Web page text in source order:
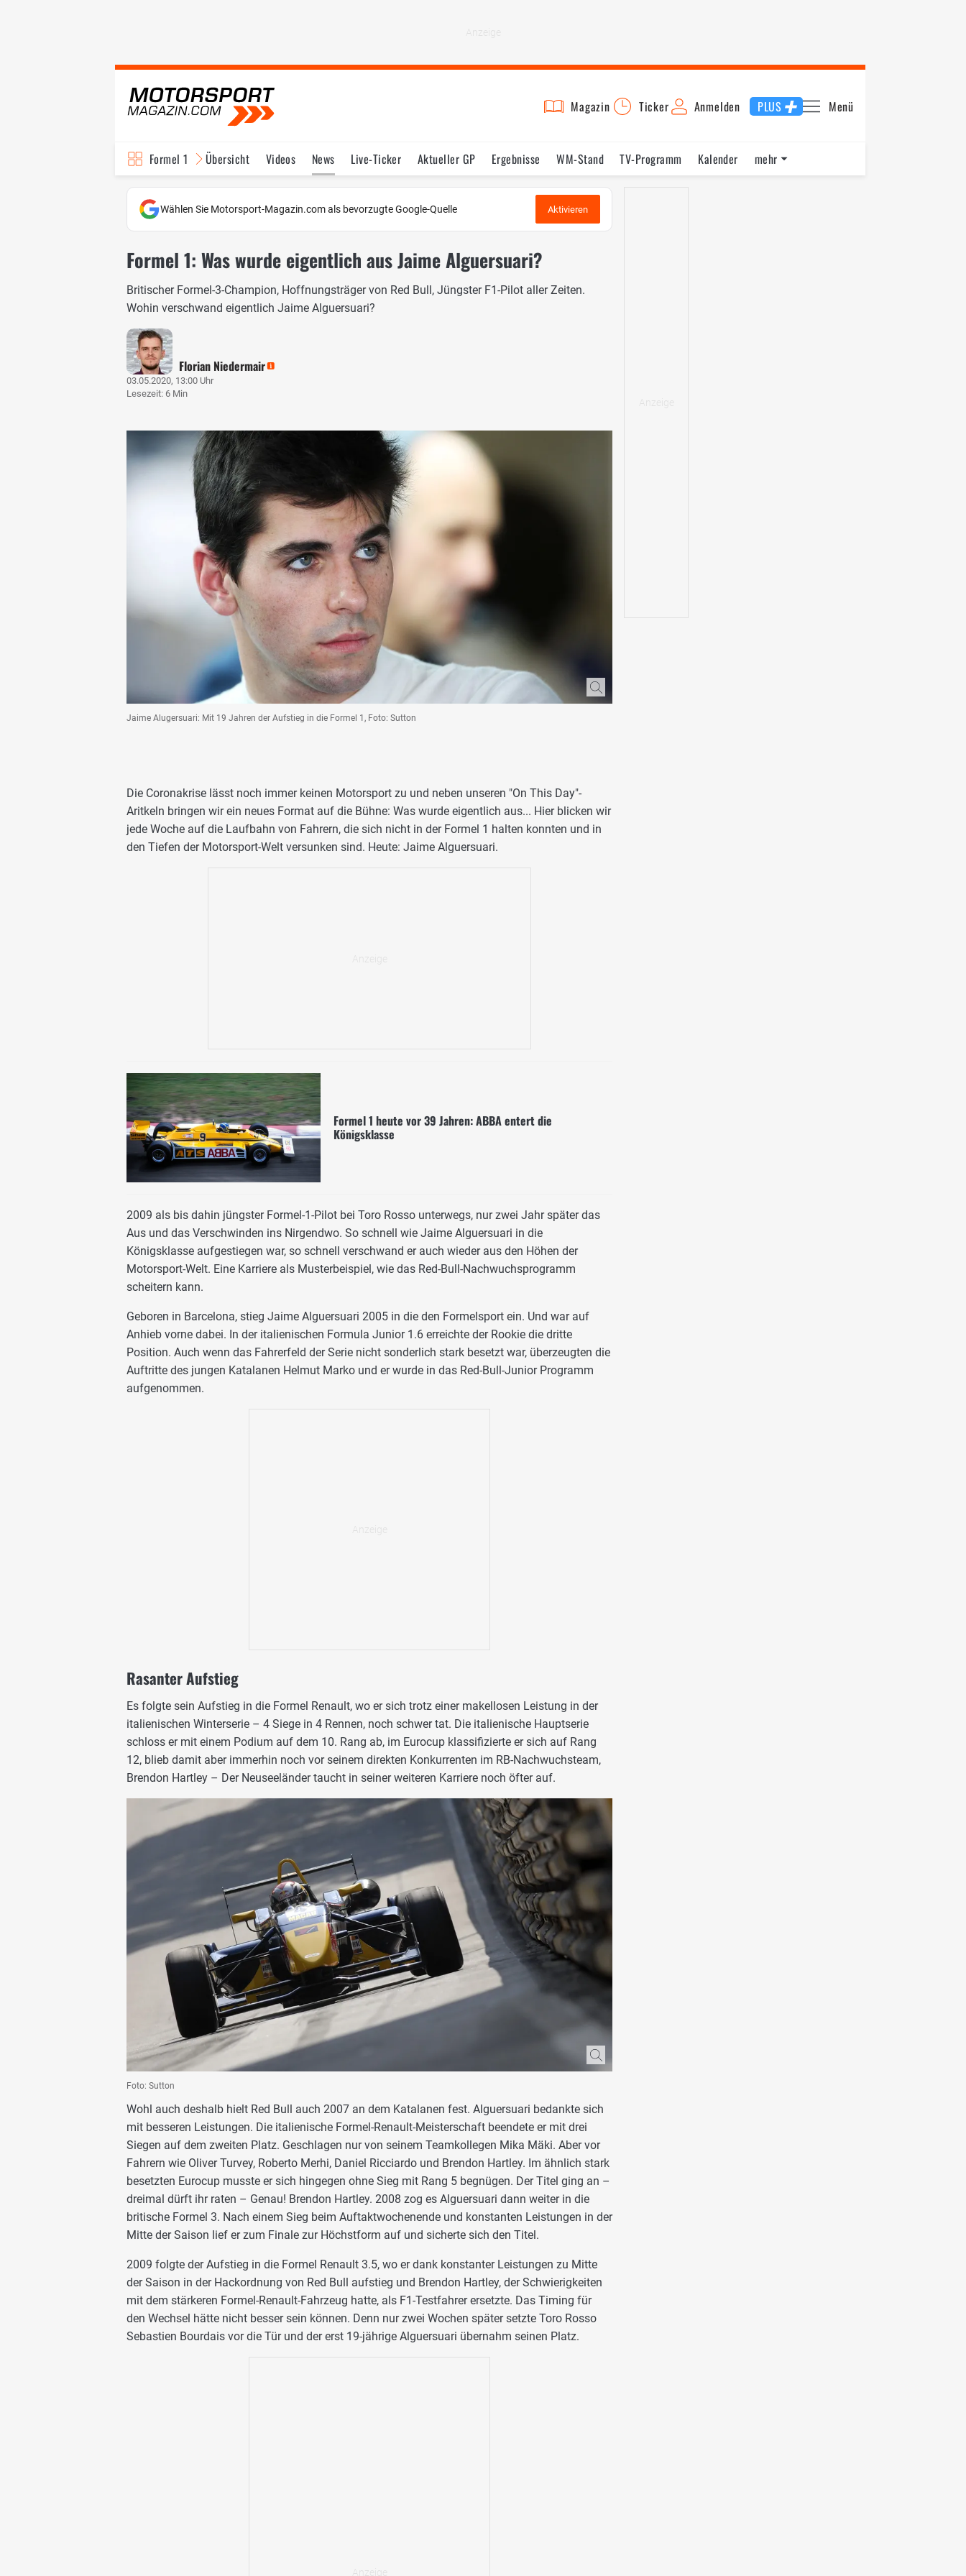
Magazin Ticker Anmelden PLUS Menü
Formel 1 Übersicht Videos News Live-Ticker Aktueller GP Ergebnisse WM-Stand TV-Programm
Kalender
Fahrer & Teams
Bilder Termine Statistik Testfahrten Reglement Lexikon
mehr
Wählen Sie Motorsport-Magazin.com als bevorzugte Google-Quelle Aktivieren
Formel 1: Was wurde eigentlich aus Jaime Alguersuari?
Britischer Formel-3-Champion, Hoffnungsträger von Red Bull, Jüngster F1-Pilot aller Zeiten.
Wohin verschwand eigentlich Jaime Alguersuari?
Florian Niedermair
03.05.2020, 13:00 Uhr
Lesezeit: 6 Min
Jaime Alugersuari: Mit 19 Jahren der Aufstieg in die Formel 1, Foto: Sutton
Die Coronakrise lässt noch immer keinen Motorsport zu und neben unseren "On This Day"-
Aritkeln bringen wir ein neues Format auf die Bühne: Was wurde eigentlich aus... Hier blicken wir
jede Woche auf die Laufbahn von Fahrern, die sich nicht in der Formel 1 halten konnten und in
den Tiefen der Motorsport-Welt versunken sind. Heute: Jaime Alguersuari.
Formel 1 heute vor 39 Jahren: ABBA entert die
Königsklasse
2009 als bis dahin jüngster Formel-1-Pilot bei Toro Rosso unterwegs, nur zwei Jahr später das
Aus und das Verschwinden ins Nirgendwo. So schnell wie Jaime Alguersuari in die
Königsklasse aufgestiegen war, so schnell verschwand er auch wieder aus den Höhen der
Motorsport-Welt. Eine Karriere als Musterbeispiel, wie das Red-Bull-Nachwuchsprogramm
scheitern kann.
Geboren in Barcelona, stieg Jaime Alguersuari 2005 in die den Formelsport ein. Und war auf
Anhieb vorne dabei. In der italienischen Formula Junior 1.6 erreichte der Rookie die dritte
Position. Auch wenn das Fahrerfeld der Serie nicht sonderlich stark besetzt war, überzeugten die
Auftritte des jungen Katalanen Helmut Marko und er wurde in das Red-Bull-Junior Programm
aufgenommen.
Rasanter Aufstieg
Es folgte sein Aufstieg in die Formel Renault, wo er sich trotz einer makellosen Leistung in der
italienischen Winterserie – 4 Siege in 4 Rennen, noch schwer tat. Die italienische Hauptserie
schloss er mit einem Podium auf dem 10. Rang ab, im Eurocup klassifizierte er sich auf Rang
12, blieb damit aber immerhin noch vor seinem direkten Konkurrenten im RB-Nachwuchsteam,
Brendon Hartley – Der Neuseeländer taucht in seiner weiteren Karriere noch öfter auf.
Foto: Sutton
Wohl auch deshalb hielt Red Bull auch 2007 an dem Katalanen fest. Alguersuari bedankte sich
mit besseren Leistungen. Die italienische Formel-Renault-Meisterschaft beendete er mit drei
Siegen auf dem zweiten Platz. Geschlagen nur von seinem Teamkollegen Mika Mäki. Aber vor
Fahrern wie Oliver Turvey, Roberto Merhi, Daniel Ricciardo und Brendon Hartley. Im ähnlich stark
besetzten Eurocup musste er sich hingegen ohne Sieg mit Rang 5 begnügen. Der Titel ging an –
dreimal dürft ihr raten – Genau! Brendon Hartley. 2008 zog es Alguersuari dann weiter in die
britische Formel 3. Nach einem Sieg beim Auftaktwochenende und konstanten Leistungen in der
Mitte der Saison lief er zum Finale zur Höchstform auf und sicherte sich den Titel.
2009 folgte der Aufstieg in die Formel Renault 3.5, wo er dank konstanter Leistungen zu Mitte
der Saison in der Hackordnung von Red Bull aufstieg und Brendon Hartley, der Schwierigkeiten
mit dem stärkeren Formel-Renault-Fahrzeug hatte, als F1-Testfahrer ersetzte. Das Timing für
den Wechsel hätte nicht besser sein können. Denn nur zwei Wochen später setzte Toro Rosso
Sebastien Bourdais vor die Tür und der erst 19-jährige Alguersuari übernahm seinen Platz.